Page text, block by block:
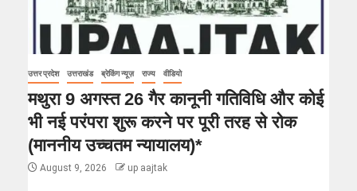
उत्तर प्रदेश उत्तराखंड ब्रेकिंग न्यूज़ राज्य वीडियो
मथुरा 9 अगस्त 26 गैर कानूनी गतिविधि और कोई
भी नई परंपरा शुरू करने पर पूरी तरह से रोक
(माननीय उच्चतम न्यायालय)*
August 9, 2026 up aajtak